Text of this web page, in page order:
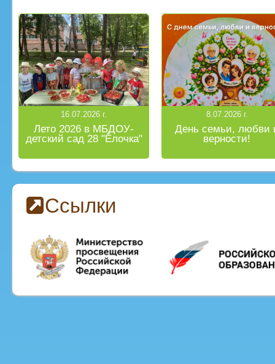
16.07.2026 г.
Лето 2026 в МБДОУ-
детский сад 28 "Ёлочка"
8.07.2026 г.
День семьи, любви
верности!
Ссылки